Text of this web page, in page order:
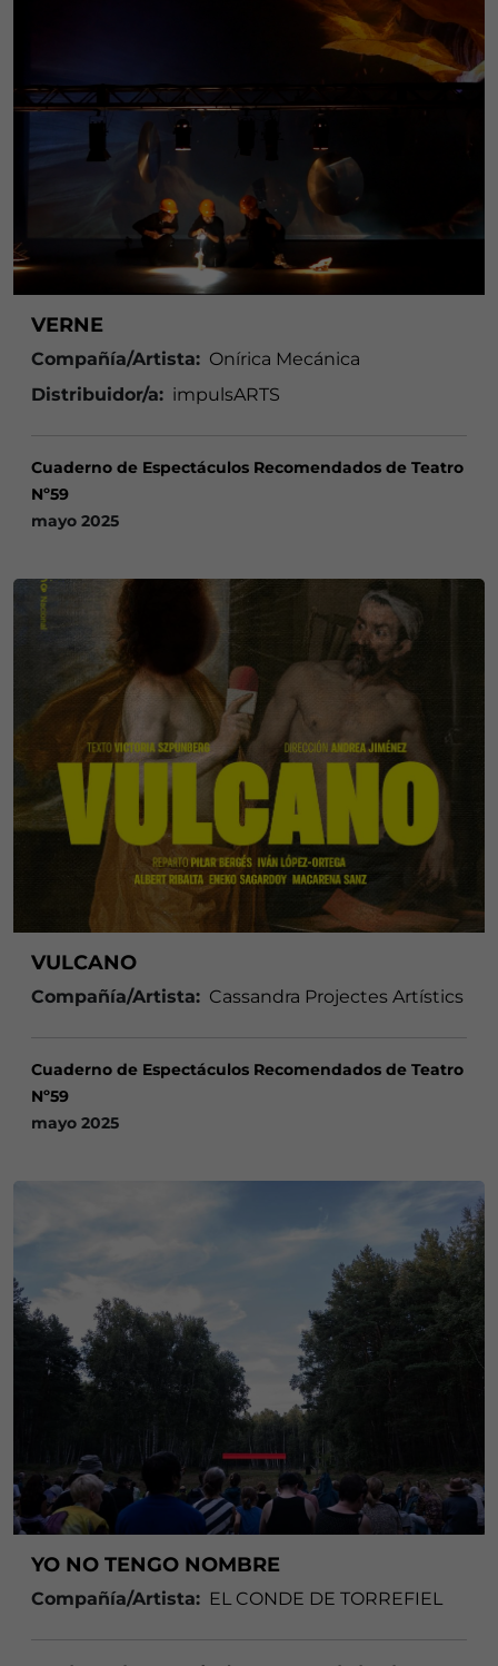
VERNE
Compañía/Artista: Onírica Mecánica
Distribuidor/a: impulsARTS
Cuaderno de Espectáculos Recomendados de Teatro
Nº59
mayo 2025
VULCANO
Compañía/Artista: Cassandra Projectes Artístics
Cuaderno de Espectáculos Recomendados de Teatro
Nº59
mayo 2025
YO NO TENGO NOMBRE
Compañía/Artista: EL CONDE DE TORREFIEL